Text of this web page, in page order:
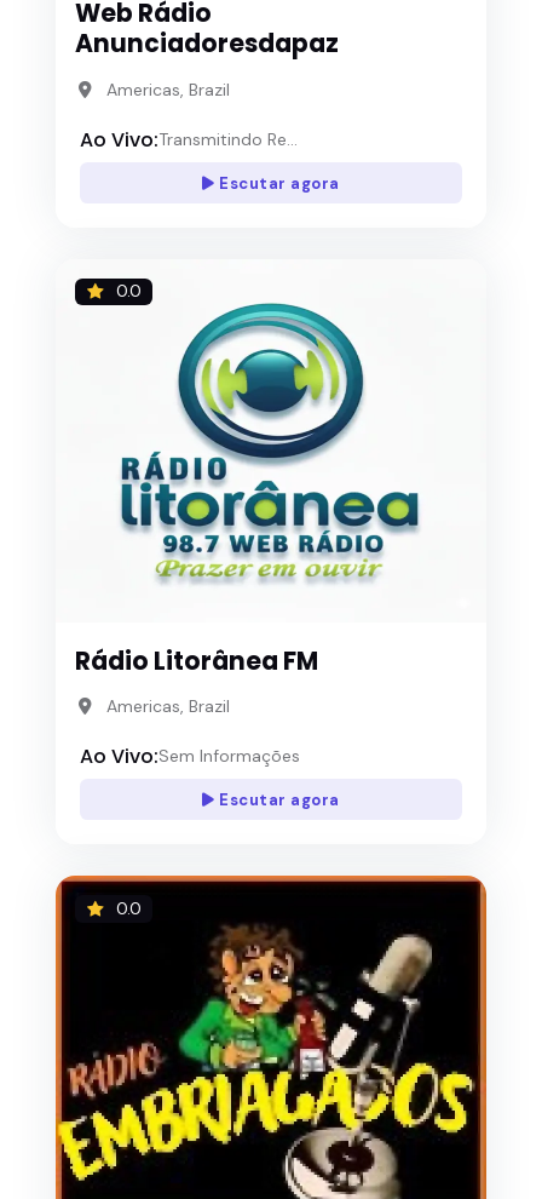
Web Rádio
Anunciadoresdapaz
Americas, Brazil
Ao Vivo:Transmitindo Re...
Escutar agora
0.0
Rádio Litorânea FM
Americas, Brazil
Ao Vivo:Sem Informações
Escutar agora
0.0